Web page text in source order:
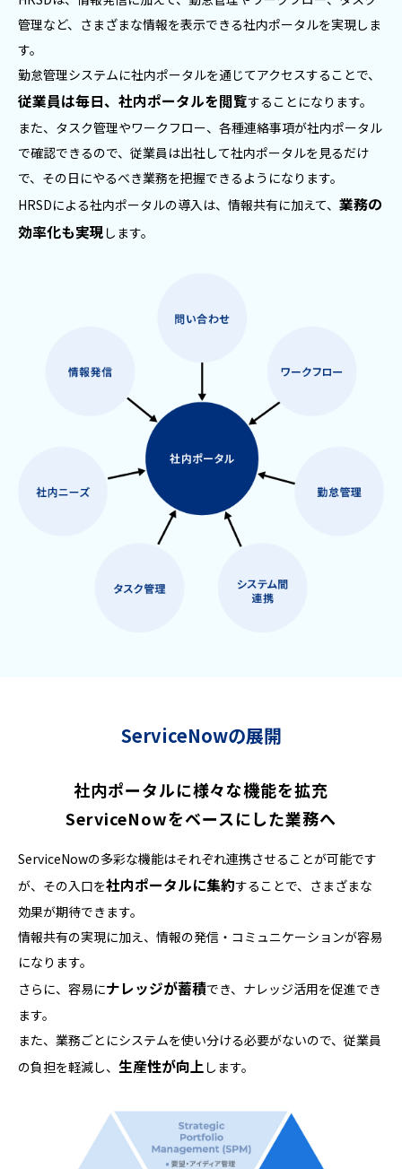
管理など、さまざまな情報を表示できる社内ポータルを実現しま
す。
勤怠管理システムに社内ポータルを通じてアクセスすることで、
従業員は毎日、社内ポータルを閲覧することになります。
また、タスク管理やワークフロー、各種連絡事項が社内ポータル
で確認できるので、従業員は出社して社内ポータルを見るだけ
で、 その日にやるべき業務を把握できるようになります。
HRSDによる社内ポータルの導入は、情報共有に加えて、 業務の
効率化も実現 します。
ServiceNowの展開
社内ポータルに様々な機能を拡充
ServiceNowをベースにした業務へ
ServiceNowの多彩な機能はそれぞれ連携させることが可能です
が、 その入口を社内ポータルに集約することで、さまざまな
効果が期待できます。
情報共有の実現に加え、情報の発信・コミュニケーションが容易
になります。
さらに、容易にナレッジが蓄積でき、ナレッジ活用を促進でき
ます。
また、業務ごとにシステムを使い分ける必要がないので、従業員
の負担を軽減し、 生産性が向上 します。